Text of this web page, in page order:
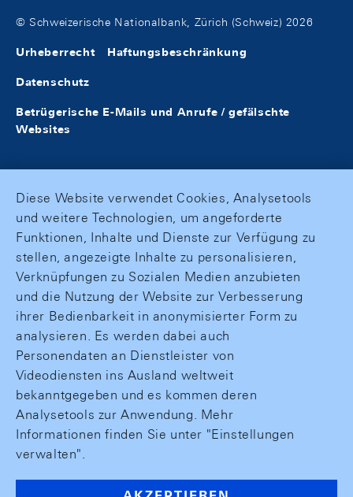
© Schweizerische Nationalbank, Zürich (Schweiz) 2026
Urheberrecht Haftungsbeschränkung
Datenschutz
Betrügerische E-Mails und Anrufe / gefälschte
Websites
Diese Website verwendet Cookies, Analysetools
und weitere Technologien, um angeforderte
Funktionen, Inhalte und Dienste zur Verfügung zu
stellen, angezeigte Inhalte zu personalisieren,
Verknüpfungen zu Sozialen Medien anzubieten
und die Nutzung der Website zur Verbesserung
ihrer Bedienbarkeit in anonymisierter Form zu
analysieren. Es werden dabei auch
Personendaten an Dienstleister von
Videodiensten ins Ausland weltweit
bekanntgegeben und es kommen deren
Analysetools zur Anwendung. Mehr
Informationen finden Sie unter "Einstellungen
verwalten".